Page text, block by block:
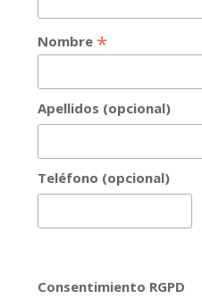
Nombre *
Apellidos (opcional)
Teléfono (opcional)
Consentimiento RGPD